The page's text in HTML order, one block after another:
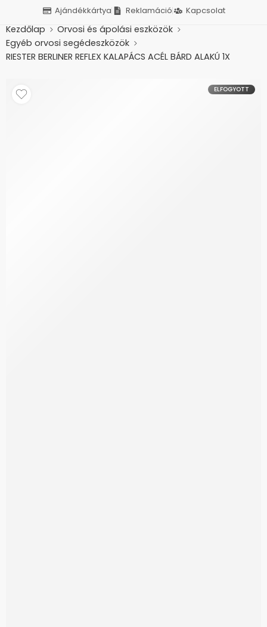
Ajándékkártya Reklamáció Kapcsolat
Kezdőlap
Orvosi és ápolási eszközök
Egyéb orvosi segédeszközök
RIESTER BERLINER REFLEX KALAPÁCS ACÉL BÁRD ALAKÚ 1X
ELFOGYOTT